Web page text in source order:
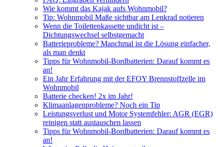
Wie kommt das Kajak aufs Wohnmobil?
Tip: Wohnmobil Maße sichtbar am Lenkrad notieren
Wenn die Toilettenkassette undicht ist –
Dichtungswechsel selbstgemacht
Batterieprobleme? Manchmal ist die Lösung einfacher,
als man denkt
Tipps für Wohnmobil-Bordbatterien: Darauf kommt es
an!
Ein Jahr Erfahrung mit der EFOY Brennstoffzelle im
Wohnmobil
Batterie checken! 2x im Jahr!
Klimaanlagenprobleme? Noch ein Tip
Leistungsverlust und Motor Systemfehler: AGR (EGR)
reinigen statt austauschen lassen
Tipps für Wohnmobil-Bordbatterien: Darauf kommt es
an!